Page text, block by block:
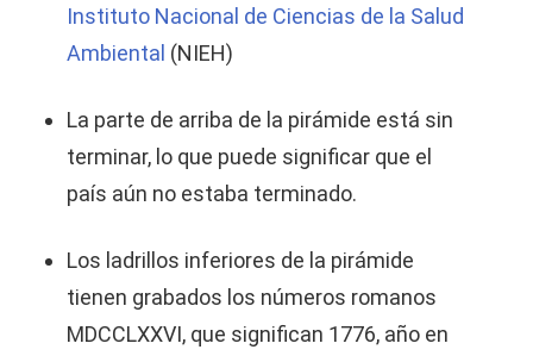
Instituto Nacional de Ciencias de la Salud
Ambiental (NIEH)
La parte de arriba de la pirámide está sin
terminar, lo que puede significar que el
país aún no estaba terminado.
Los ladrillos inferiores de la pirámide
tienen grabados los números romanos
MDCCLXXVI, que significan 1776, año en